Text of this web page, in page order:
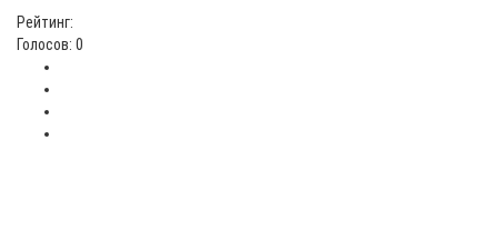
Рейтинг:
Голосов: 0